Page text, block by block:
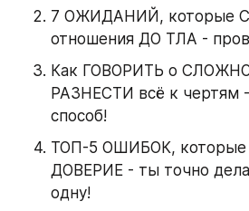
7 ОЖИДАНИЙ, которые
отношения ДО ТЛА -
Как ГОВОРИТЬ о
РАЗНЕСТИ всё к
способ!
ТОП-5 ОШИБОК,
ДОВЕРИЕ - ты точно
одну!